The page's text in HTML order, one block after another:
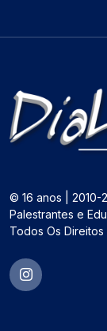
© 16 anos | 2010-
Palestrantes e
Todos Os